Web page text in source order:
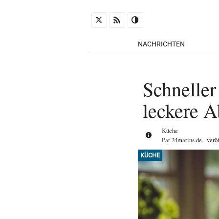
NACHRICHTEN
leckere
Küche
Par24matins.de,
KÜCHE